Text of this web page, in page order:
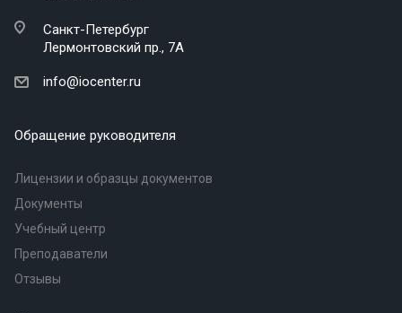
Санкт-Петербург
Лермонтовский пр., 7А
info@iocenter.ru
Обращение руководителя
Лицензии и образцы документов
Документы
Учебный центр
Преподаватели
Отзывы